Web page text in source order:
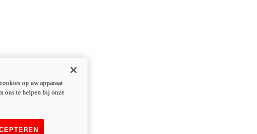
op uw apparaat
ons te helpen bij onze